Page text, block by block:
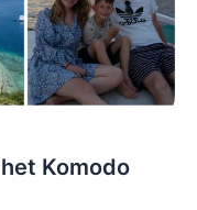
Komodo